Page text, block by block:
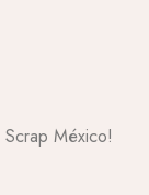
México!